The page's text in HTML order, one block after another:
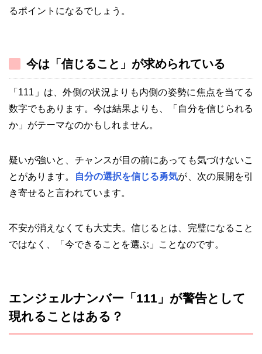
るポイントになるでしょう。
今は「信じること」が求められている
「111」は、外側の状況よりも内側の姿勢に焦点を当てる
数字でもあります。今は結果よりも、「自分を信じられる
か」がテーマなのかもしれません。
疑いが強いと、チャンスが目の前にあっても気づけないこ
とがあります。
自分の選択を信じる勇気が、次の展開を引
き寄せると言われています。
不安が消えなくても大丈夫。信じるとは、完璧になること
ではなく、「今できることを選ぶ」ことなのです。
エンジェルナンバー「111」が警告として
現れることはある？